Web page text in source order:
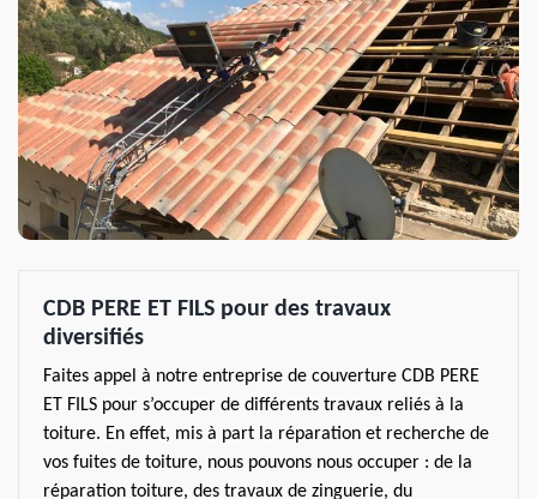
CDB PERE ET FILS pour des travaux
diversifiés
Faites appel à notre entreprise de couverture CDB PERE
ET FILS pour s’occuper de différents travaux reliés à la
toiture. En effet, mis à part la réparation et recherche de
vos fuites de toiture, nous pouvons nous occuper : de la
réparation toiture, des travaux de zinguerie, du